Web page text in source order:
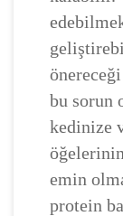
bu sorun
kedinize
öğelerinin
emin
protein